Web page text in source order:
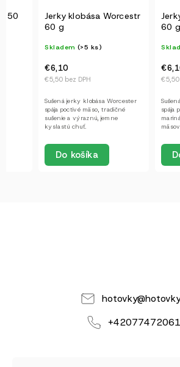
50
Jerky klobása Worcestr
60 g
Skladem (>5 ks)
€5,50 bez DPH
€6,10
Do košíka
Sušená jerky klobása Worcester
spája poctivé mäso, tradičné
sušenie a výraznú, jemne
kyslastú chuť.
60 g
€5,50
spája
hotovky@